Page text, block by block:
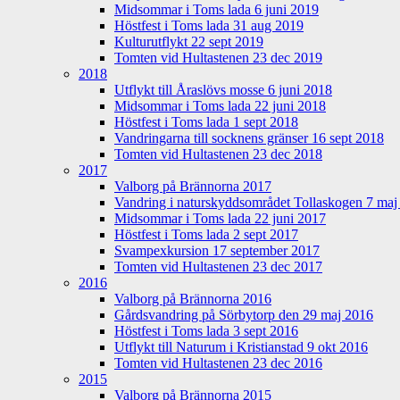
Midsommar i Toms lada 6 juni 2019
Höstfest i Toms lada 31 aug 2019
Kulturutflykt 22 sept 2019
Tomten vid Hultastenen 23 dec 2019
2018
Utflykt till Åraslövs mosse 6 juni 2018
Midsommar i Toms lada 22 juni 2018
Höstfest i Toms lada 1 sept 2018
Vandringarna till socknens gränser 16 sept 2018
Tomten vid Hultastenen 23 dec 2018
2017
Valborg på Brännorna 2017
Vandring i naturskyddsområdet Tollaskogen 7
Midsommar i Toms lada 22 juni 2017
Höstfest i Toms lada 2 sept 2017
Svampexkursion 17 september 2017
Tomten vid Hultastenen 23 dec 2017
2016
Valborg på Brännorna 2016
Gårdsvandring på Sörbytorp den 29 maj 2016
Höstfest i Toms lada 3 sept 2016
Utflykt till Naturum i Kristianstad 9 okt 2016
Tomten vid Hultastenen 23 dec 2016
2015
Valborg på Brännorna 2015